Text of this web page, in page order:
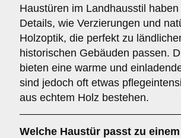
Haustüren im Landhausstil
Details, wie Verzierungen und
Holzoptik, die perfekt zu
historischen Gebäuden passen.
bieten eine warme und
sind jedoch oft etwas
aus echtem Holz bestehen.
Welche Haustür passt zu einem